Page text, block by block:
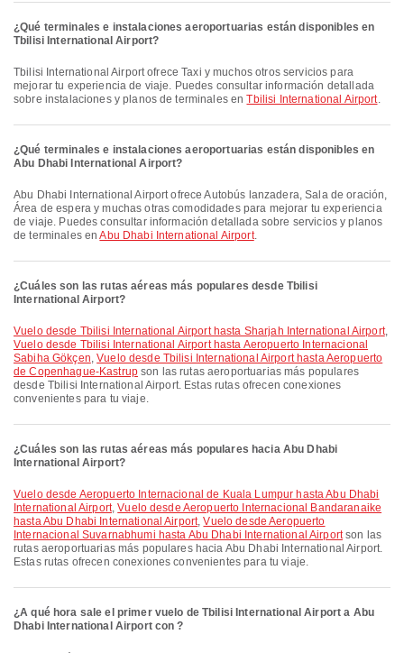
¿Qué terminales e instalaciones aeroportuarias están disponibles en
Tbilisi International Airport?
Tbilisi International Airport ofrece Taxi y muchos otros servicios para
mejorar tu experiencia de viaje. Puedes consultar información detallada
sobre instalaciones y planos de terminales enTbilisi International Airport.
¿Qué terminales e instalaciones aeroportuarias están disponibles en
Abu Dhabi International Airport?
Abu Dhabi International Airport ofrece Autobús lanzadera, Sala de oración,
Área de espera y muchas otras comodidades para mejorar tu experiencia
de viaje. Puedes consultar información detallada sobre servicios y planos
de terminales enAbu Dhabi International Airport.
¿Cuáles son las rutas aéreas más populares desde Tbilisi
International Airport?
Vuelo desde Tbilisi International Airport hasta Sharjah International Airport,
Vuelo desde Tbilisi International Airport hasta Aeropuerto Internacional
Sabiha Gökçen,Vuelo desde Tbilisi International Airport hasta Aeropuerto
de Copenhague-Kastrupson las rutas aeroportuarias más populares
desde Tbilisi International Airport. Estas rutas ofrecen conexiones
convenientes para tu viaje.
¿Cuáles son las rutas aéreas más populares hacia Abu Dhabi
International Airport?
Vuelo desde Aeropuerto Internacional de Kuala Lumpur hasta Abu Dhabi
International Airport,Vuelo desde Aeropuerto Internacional Bandaranaike
hasta Abu Dhabi International Airport,Vuelo desde Aeropuerto
Internacional Suvarnabhumi hasta Abu Dhabi International Airportson las
rutas aeroportuarias más populares hacia Abu Dhabi International Airport.
Estas rutas ofrecen conexiones convenientes para tu viaje.
¿A qué hora sale el primer vuelo de Tbilisi International Airport a Abu
Dhabi International Airport con ?